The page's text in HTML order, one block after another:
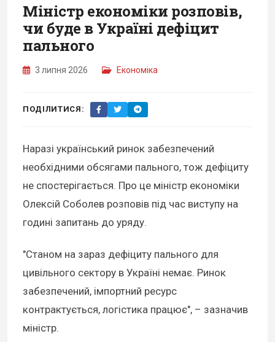
Міністр економіки розповів,
чи буде в Україні дефіцит
пального
3 липня 2026 Економіка
ПОДІЛИТИСЯ:
Наразі український ринок забезпечений
необхідними обсягами пального, тож дефіциту
не спостерігається. Про це міністр економіки
Олексій Соболев розповів під час виступу на
годині запитань до уряду.
"Станом на зараз дефіциту пального для
цивільного сектору в Україні немає. Ринок
забезпечений, імпортний ресурс
контрактується, логістика працює", – зазначив
міністр.